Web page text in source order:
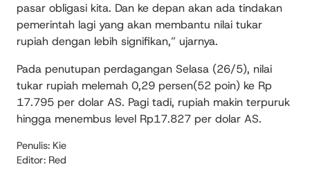
pasar obligasi kita. Dan ke depan akan ada tindakan
pemerintah lagi yang akan membantu nilai tukar
rupiah dengan lebih signifikan,” ujarnya.
Pada penutupan perdagangan Selasa (26/5), nilai
tukar rupiah melemah 0,29 persen(52 poin) ke Rp
17.795 per dolar AS. Pagi tadi, rupiah makin terpuruk
hingga menembus level Rp17.827 per dolar AS.
Penulis: Kie
Editor: Red